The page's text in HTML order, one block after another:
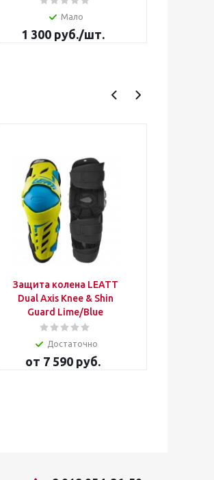
Мало
1 300 руб./шт.
Защита колена LEATT
Dual Axis Knee & Shin
Guard Lime/Blue
Достаточно
от 7 590 руб.